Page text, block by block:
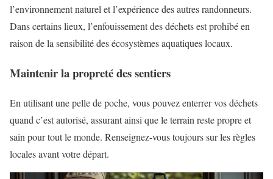
l’environnement naturel et l’expérience des autres randonneurs.
Dans certains lieux, l’enfouissement des déchets est prohibé en
raison de la sensibilité des écosystèmes aquatiques locaux.
Maintenir la propreté des sentiers
En utilisant une pelle de poche, vous pouvez enterrer vos déchets
quand c’est autorisé, assurant ainsi que le terrain reste propre et
sain pour tout le monde. Renseignez-vous toujours sur les règles
locales avant votre départ.